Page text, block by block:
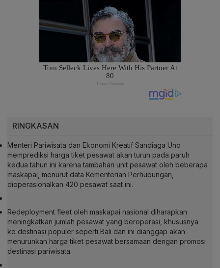
RINGKASAN
Menteri Pariwisata dan Ekonomi Kreatif Sandiaga Uno
memprediksi harga tiket pesawat akan turun pada paruh
kedua tahun ini karena tambahan unit pesawat oleh beberapa
maskapai, menurut data Kementerian Perhubungan,
dioperasionalkan 420 pesawat saat ini.
Redeployment fleet oleh maskapai nasional diharapkan
meningkatkan jumlah pesawat yang beroperasi, khususnya
ke destinasi populer seperti Bali dan ini dianggap akan
menurunkan harga tiket pesawat bersamaan dengan promosi
destinasi pariwisata.